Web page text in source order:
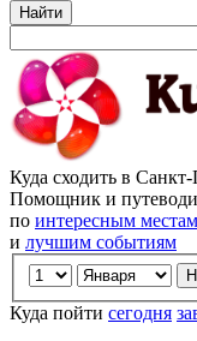
Найти
Куда сходить в
Помощник и
по интересным местам
и лучшим событиям
Куда пойти сегодня